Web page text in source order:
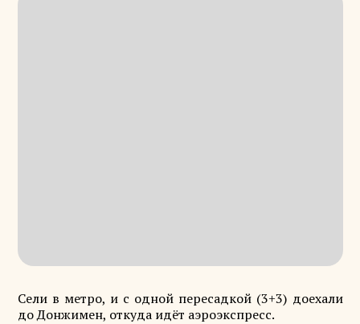
Сели в метро, и с одной пересадкой (3+3) доехали
до Донжимен, откуда идёт аэроэкспресс.